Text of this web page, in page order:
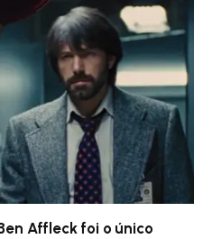
Affleck foi o único